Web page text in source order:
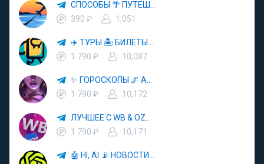
390 ₽
1,051
1 790 ₽
10,087
1 790 ₽
10,172
1 790 ₽
10,171